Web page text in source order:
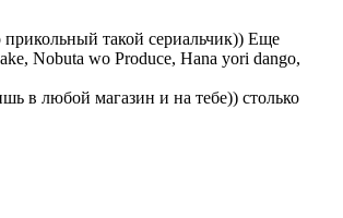
такой сериальчик)) Еще
Nobuta wo Produce, Hana yori dango,
в любой магазин и на тебе)) столько